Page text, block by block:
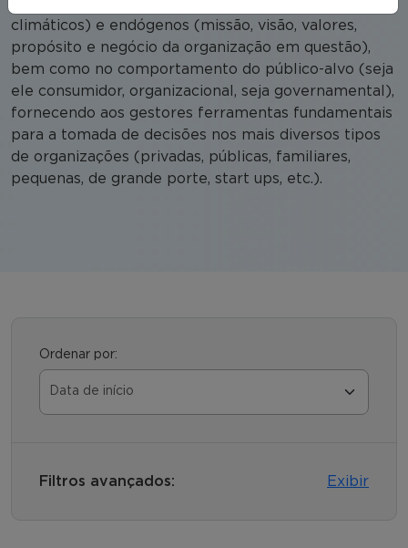
climáticos) e endógenos (missão, visão, valores,
propósito e negócio da organização em questão),
bem como no comportamento do público-alvo (seja
ele consumidor, organizacional, seja governamental),
fornecendo aos gestores ferramentas fundamentais
para a tomada de decisões nos mais diversos tipos
de organizações (privadas, públicas, familiares,
pequenas, de grande porte, start ups, etc.).
Ordenar por:
Filtros avançados: Exibir